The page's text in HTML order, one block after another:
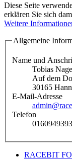
Diese Seite
erklären Sie sich
Weitere
Allgemeine
Name und
Tobias
Auf dem
30165
E-Mail-Adresse
Telefon
RACEBIT